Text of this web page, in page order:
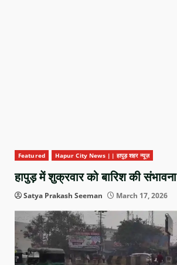
Featured Hapur City News || हापुड़ शहर न्यूज़
हापुड़ में शुक्रवार को बारिश की संभावना
Satya Prakash Seeman March 17, 2026